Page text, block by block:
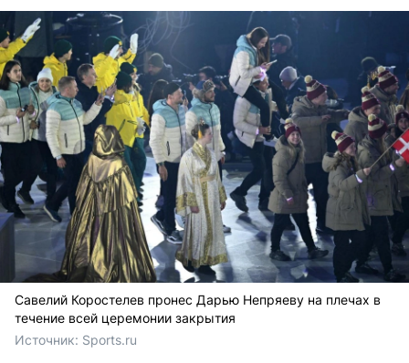
Савелий Коростелев пронес Дарью Непряеву на плечах в
течение всей церемонии закрытия
Источник: Sports.ru